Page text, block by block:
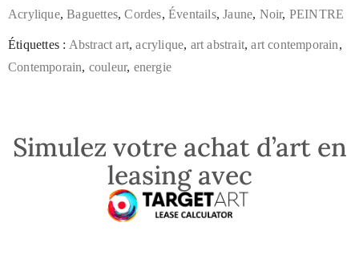
Acrylique,Baguettes,Cordes,Éventails,Jaune, Noir, PEINTRE
Étiquettes : Abstract art,acrylique, art abstrait,art contemporain,
Contemporain, couleur, energie
Simulez votre achat d’art en
leasing avec